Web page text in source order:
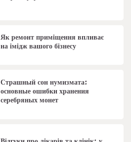
Як ремонт приміщення впливає
на імідж вашого бізнесу
Страшный сон нумизмата:
основные ошибки хранения
серебряных монет